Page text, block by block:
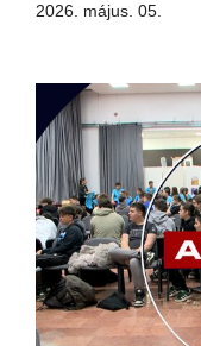
2026. május. 05.